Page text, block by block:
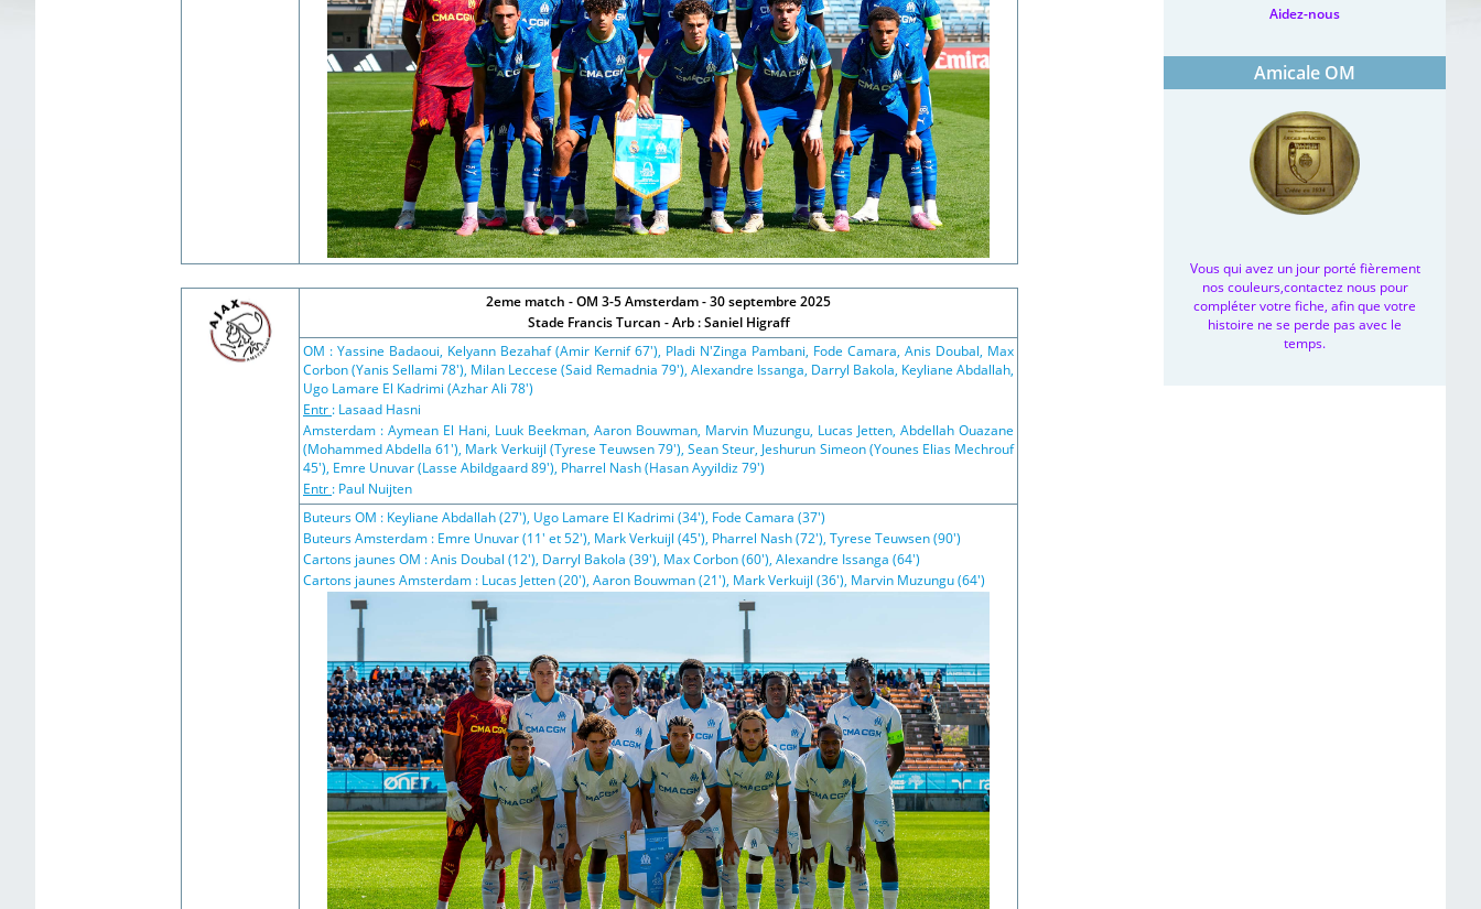
2eme match - OM 3-5 Amsterdam - 30 septembre 2025
Stade Francis Turcan - Arb : Saniel Higraff
OM : Yassine Badaoui, Kelyann Bezahaf (Amir Kernif 67'), Pladi N'Zinga Pambani, Fode Camara, Anis Doubal, Max
Corbon (Yanis Sellami 78'), Milan Leccese (Said Remadnia 79'), Alexandre Issanga, Darryl Bakola, Keyliane Abdallah,
Ugo Lamare El Kadrimi (Azhar Ali 78')
Entr : Lasaad Hasni
Amsterdam : Aymean El Hani, Luuk Beekman, Aaron Bouwman, Marvin Muzungu, Lucas Jetten, Abdellah Ouazane
(Mohammed Abdella 61'), Mark Verkuijl (Tyrese Teuwsen 79'), Sean Steur, Jeshurun Simeon (Younes Elias Mechrouf
45'), Emre Unuvar (Lasse Abildgaard 89'), Pharrel Nash (Hasan Ayyildiz 79')
Entr : Paul Nuijten
Buteurs OM : Keyliane Abdallah (27'), Ugo Lamare El Kadrimi (34'), Fode Camara (37')
Buteurs Amsterdam : Emre Unuvar (11' et 52'), Mark Verkuijl (45'), Pharrel Nash (72'), Tyrese Teuwsen (90')
Cartons jaunes OM : Anis Doubal (12'), Darryl Bakola (39'), Max Corbon (60'), Alexandre Issanga (64')
Cartons jaunes Amsterdam : Lucas Jetten (20'), Aaron Bouwman (21'), Mark Verkuijl (36'), Marvin Muzungu (64')
Aidez-nous
Amicale OM
Vous qui avez un jour porté fièrement
nos couleurs,contactez nous pour
compléter votre fiche, afin que votre
histoire ne se perde pas avec le
temps.